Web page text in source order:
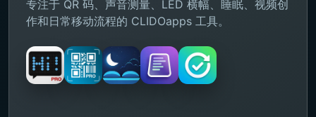
专注于 QR 码、声音测量、LED 横幅、睡眠、视频创
作和日常移动流程的 CLIDOapps 工具。